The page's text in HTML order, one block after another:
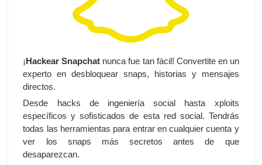
¡Hackear Snapchat nunca fue tan fácil! Convertite en un
experto en desbloquear snaps, historias y mensajes
directos.
Desde hacks de ingeniería social hasta xploits
específicos y sofisticados de esta red social. Tendrás
todas las herramientas para entrar en cualquier cuenta y
ver los snaps más secretos antes de que
desaparezcan.